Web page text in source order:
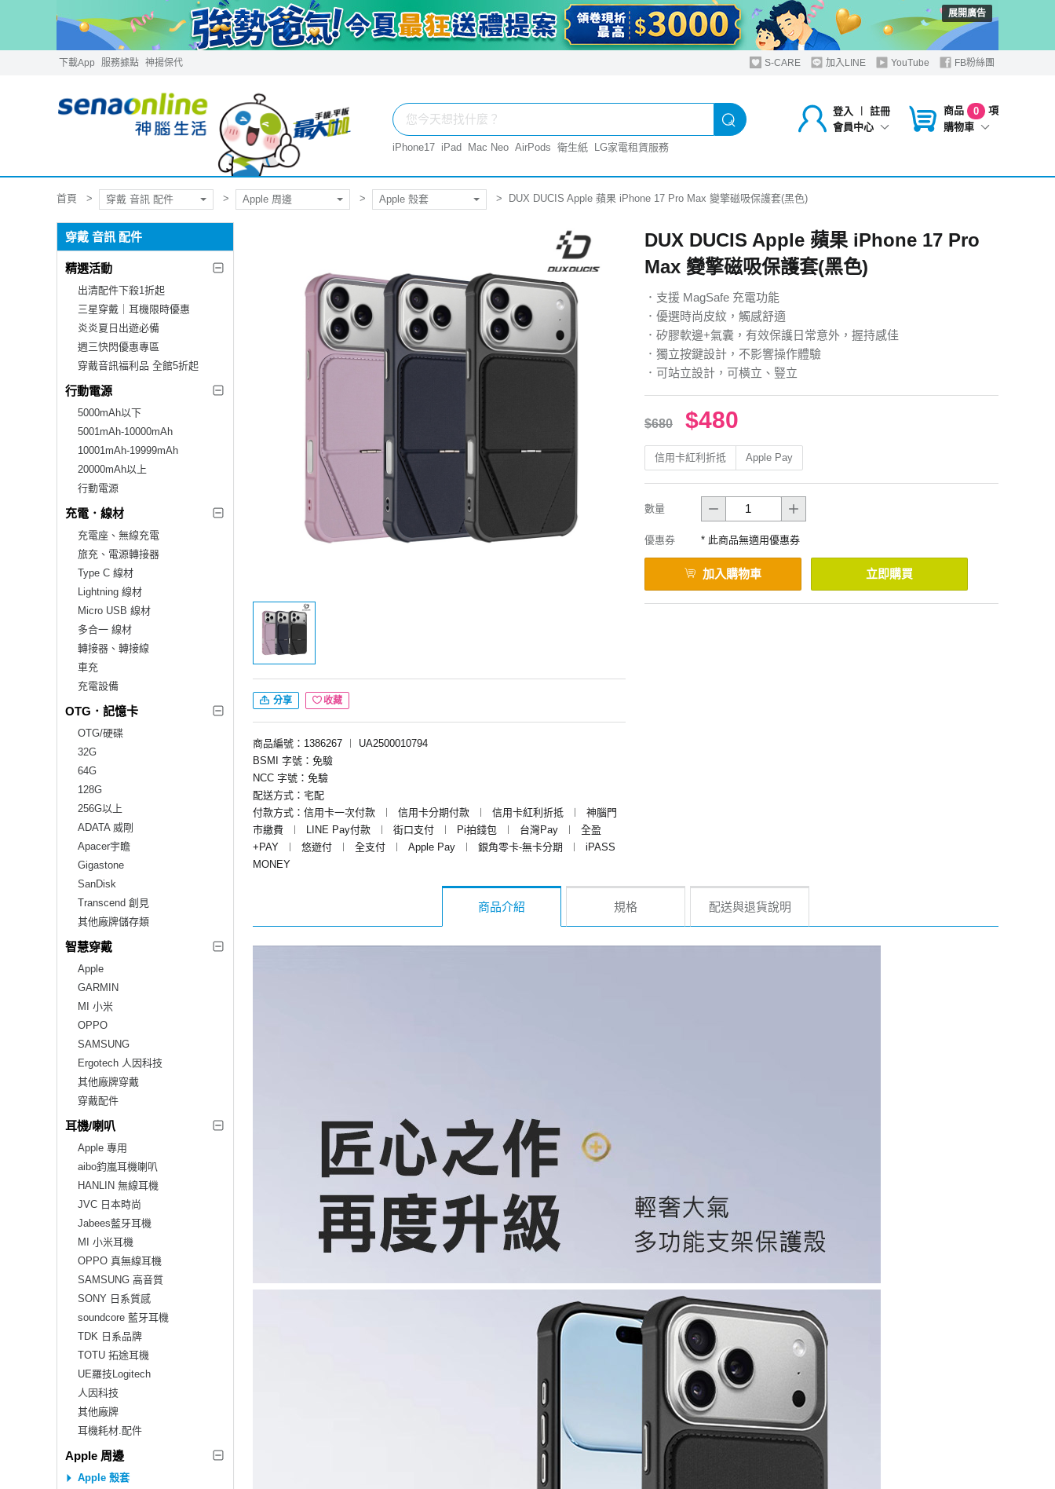
展開廣告
下載App 服務據點 神揚保代 S-CARE 加入LINE YouTube FB粉絲團
登入 ︱
註冊
會員中心
商品 0
項
購物車
iPhone17 iPad Mac Neo AirPods 衛生紙 LG家電租賃服務
首頁 穿戴 音訊 配件 Apple 周邊 Apple 殼套 DUX DUCIS Apple 蘋果 iPhone 17 Pro Max 變擎磁吸保護套(黑色)
穿戴 音訊 配件
精選活動
出清配件下殺1折起
三星穿戴｜耳機限時優惠
炎炎夏日出遊必備
週三快閃優惠專區
穿戴音訊福利品 全館5折起
行動電源
5000mAh以下
5001mAh-10000mAh
10001mAh-19999mAh
20000mAh以上
行動電源
充電．線材
充電座、無線充電
旅充、電源轉接器
Type C 線材
Lightning 線材
Micro USB 線材
多合一 線材
轉接器、轉接線
車充
充電設備
OTG．記憶卡
OTG/硬碟
32G
64G
128G
256G以上
ADATA 威剛
Apacer宇瞻
Gigastone
SanDisk
Transcend 創見
其他廠牌儲存類
智慧穿戴
Apple
GARMIN
MI 小米
OPPO
SAMSUNG
Ergotech 人因科技
其他廠牌穿戴
穿戴配件
耳機/喇叭
Apple 專用
aibo鈞嵐耳機喇叭
HANLIN 無線耳機
JVC 日本時尚
Jabees藍牙耳機
MI 小米耳機
OPPO 真無線耳機
SAMSUNG 高音質
SONY 日系質感
soundcore 藍牙耳機
TDK 日系品牌
TOTU 拓途耳機
UE羅技Logitech
人因科技
其他廠牌
耳機耗材.配件
Apple 周邊
Apple 殼套
分享 收藏
商品編號：1386267 ︱
UA2500010794
BSMI 字號：免驗
NCC 字號：免驗
配送方式：宅配
付款方式：信用卡一次付款
︱ 信用卡分期付款 ︱ 信用卡紅利折抵 ︱
神腦門
市繳費
︱ LINE Pay付款 ︱ 街口支付 ︱ Pi拍錢包 ︱ 台灣Pay ︱
全盈
+PAY
︱ 悠遊付 ︱ 全支付 ︱ Apple Pay ︱ 銀角零卡-無卡分期 ︱
iPASS
MONEY
DUX DUCIS Apple 蘋果 iPhone 17 Pro
Max 變擎磁吸保護套(黑色)
．支援 MagSafe 充電功能
．優選時尚皮紋，觸感舒適
．矽膠軟邊+氣囊，有效保護日常意外，握持感佳
．獨立按鍵設計，不影響操作體驗
．可站立設計，可橫立、豎立
$680 $480
信用卡紅利折抵 Apple Pay
數量
優惠券 * 此商品無適用優惠券
加入購物車 立即購買
商品介紹 規格 配送與退貨說明